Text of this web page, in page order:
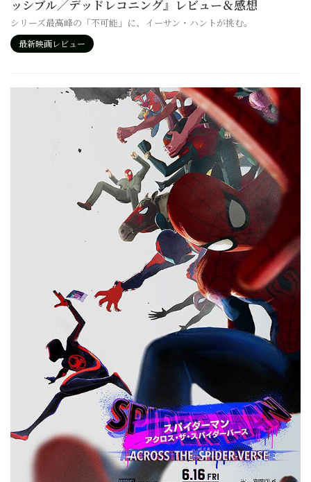
ッシブル／デッドレコニング』レビュー＆感想
シリーズ最高峰の「不可能」に、イーサン・ハントが挑む。
最新映画レビュー